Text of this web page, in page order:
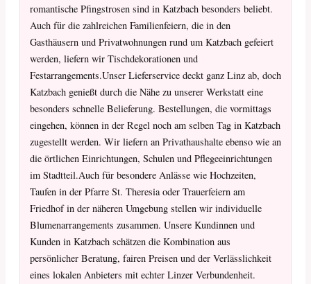
romantische Pfingstrosen sind in Katzbach besonders beliebt.
Auch für die zahlreichen Familienfeiern, die in den
Gasthäusern und Privatwohnungen rund um Katzbach gefeiert
werden, liefern wir Tischdekorationen und
Festarrangements.Unser Lieferservice deckt ganz Linz ab, doch
Katzbach genießt durch die Nähe zu unserer Werkstatt eine
besonders schnelle Belieferung. Bestellungen, die vormittags
eingehen, können in der Regel noch am selben Tag in Katzbach
zugestellt werden. Wir liefern an Privathaushalte ebenso wie an
die örtlichen Einrichtungen, Schulen und Pflegeeinrichtungen
im Stadtteil.Auch für besondere Anlässe wie Hochzeiten,
Taufen in der Pfarre St. Theresia oder Trauerfeiern am
Friedhof in der näheren Umgebung stellen wir individuelle
Blumenarrangements zusammen. Unsere Kundinnen und
Kunden in Katzbach schätzen die Kombination aus
persönlicher Beratung, fairen Preisen und der Verlässlichkeit
eines lokalen Anbieters mit echter Linzer Verbundenheit.